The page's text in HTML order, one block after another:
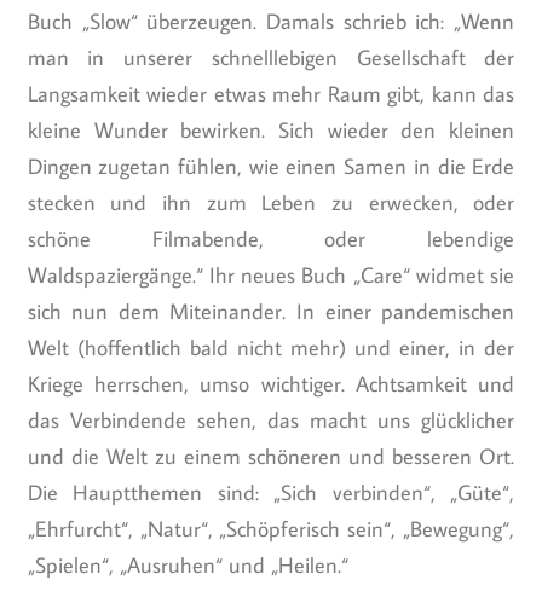
Buch „Slow“ überzeugen. Damals schrieb ich: „Wenn
man in unserer schnelllebigen Gesellschaft der
Langsamkeit wieder etwas mehr Raum gibt, kann das
kleine Wunder bewirken. Sich wieder den kleinen
Dingen zugetan fühlen, wie einen Samen in die Erde
stecken und ihn zum Leben zu erwecken, oder
schöne Filmabende, oder lebendige
Waldspaziergänge.“ Ihr neues Buch „Care“ widmet sie
sich nun dem Miteinander. In einer pandemischen
Welt (hoffentlich bald nicht mehr) und einer, in der
Kriege herrschen, umso wichtiger. Achtsamkeit und
das Verbindende sehen, das macht uns glücklicher
und die Welt zu einem schöneren und besseren Ort.
Die Hauptthemen sind: „Sich verbinden“, „Güte“,
„Ehrfurcht“, „Natur“, „Schöpferisch sein“, „Bewegung“,
„Spielen“, „Ausruhen“ und „Heilen.“